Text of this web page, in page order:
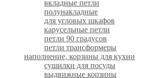
вкладные петли
полунакладные
для угловых шкафов
карусельные петли
петли 90 градусов
петли трансформеры
наполнение, корзины для кухни
сушилки для посуды
выдвижные корзины